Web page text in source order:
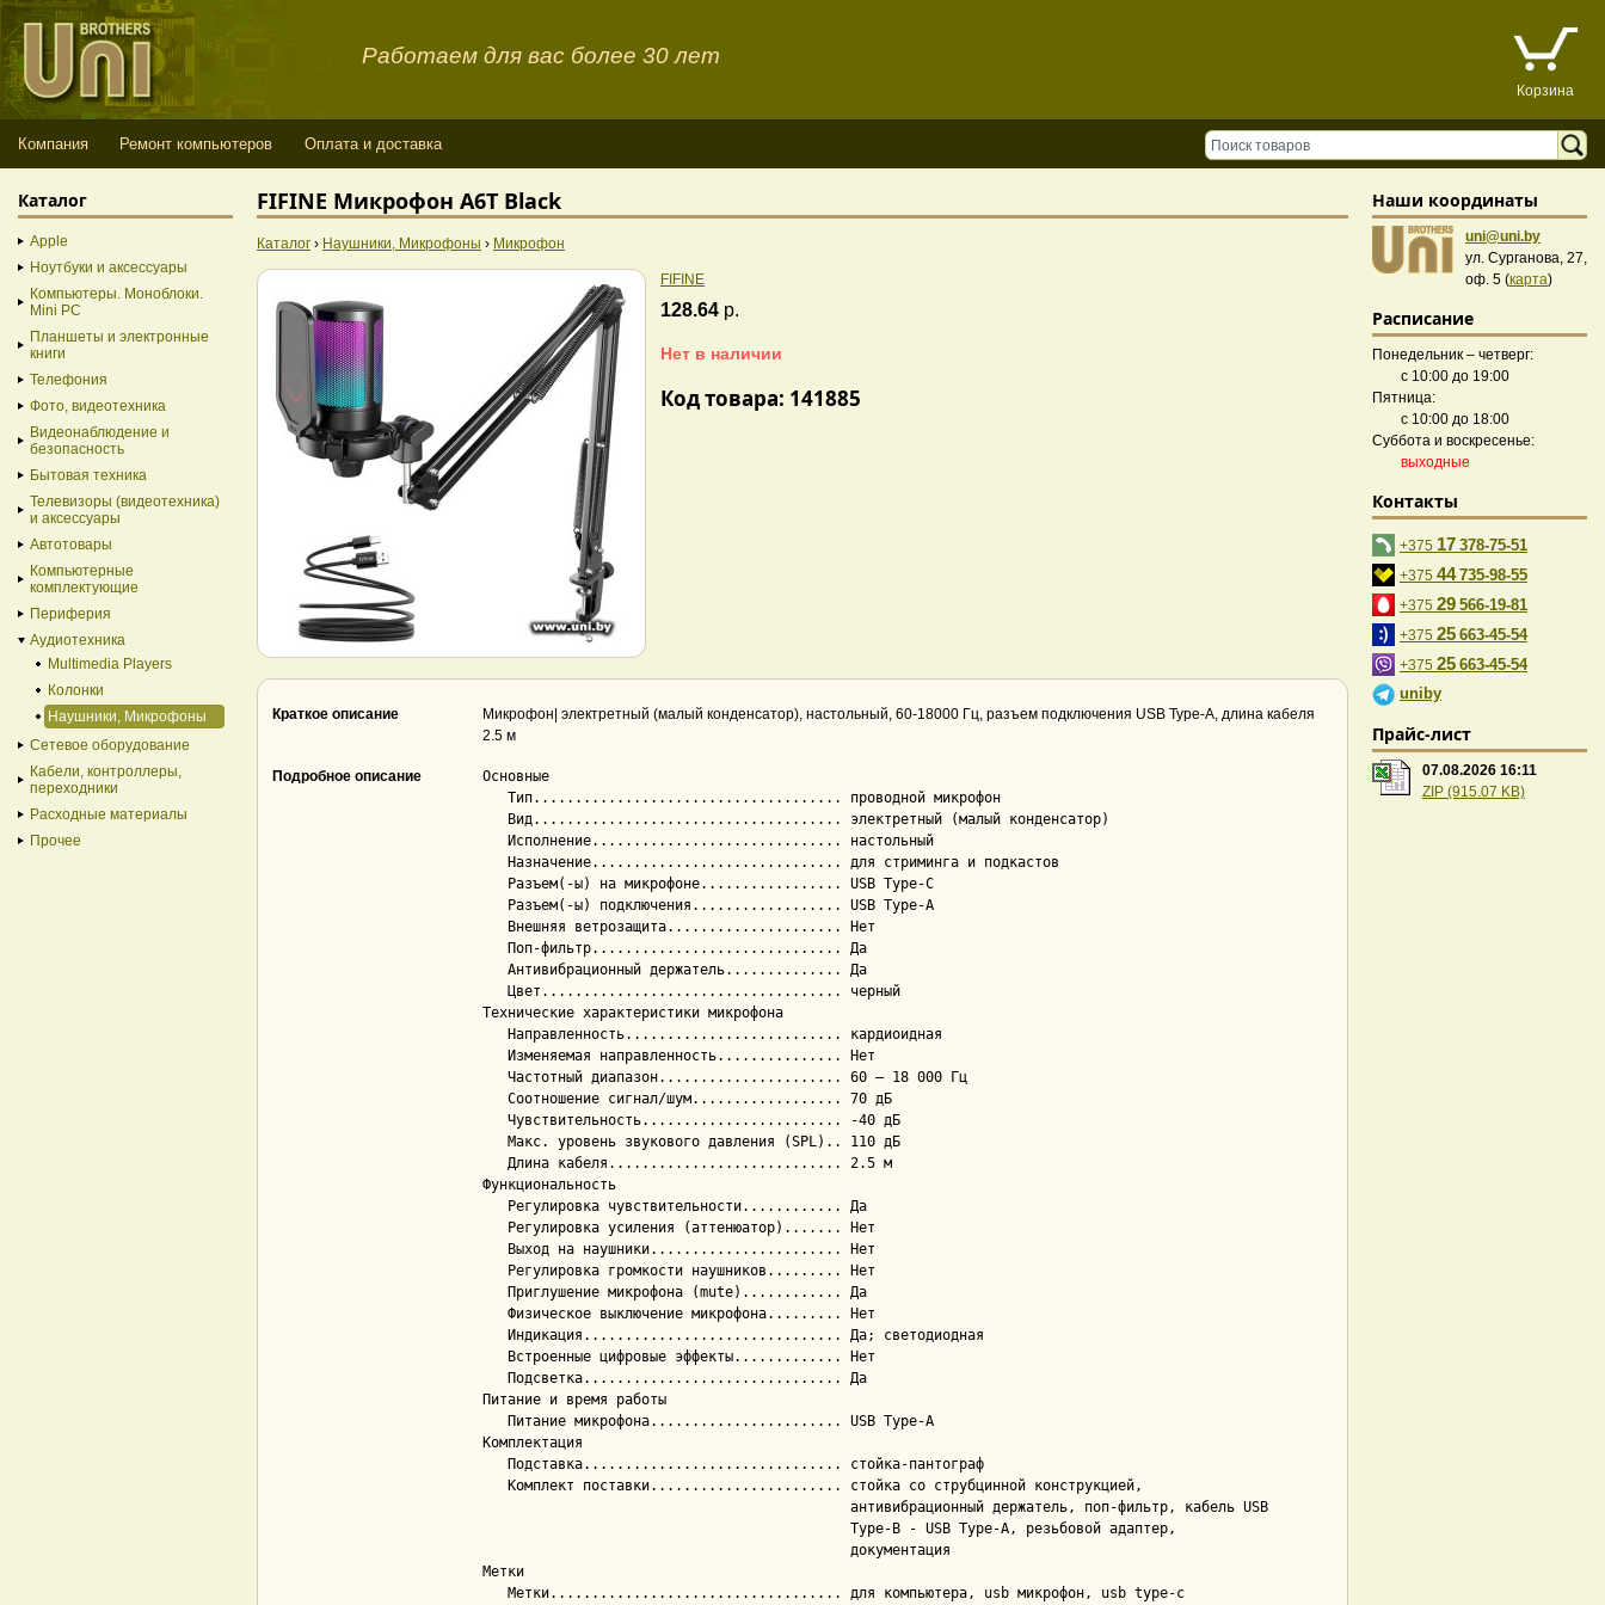
Работаем для вас более 30 лет
Корзина
Компания Ремонт компьютеров Оплата и доставка
FIFINE Микрофон A6T Black
Каталог › Наушники, Микрофоны › Микрофон
FIFINE
128.64 р.
Нет в наличии
Код товара: 141885
Краткое описание
Микрофон| электретный (малый конденсатор), настольный, 60-18000 Гц, разъем подключения USB Type-A, длина кабеля
2.5 м
Подробное описание
Основные
Технические характеристики микрофона
Функциональность
Питание и время работы
Комплектация
Метки
Каталог
Apple
Ноутбуки и аксессуары
Компьютеры. Моноблоки.
Mini PC
Планшеты и электронные
книги
Телефония
Фото, видеотехника
Видеонаблюдение и
безопасность
Бытовая техника
Телевизоры (видеотехника)
и аксессуары
Автотовары
Компьютерные
комплектующие
Периферия
Аудиотехника
Multimedia Players
Колонки
Наушники, Микрофоны
Сетевое оборудование
Кабели, контроллеры,
переходники
Расходные материалы
Прочее
Наши координаты
uni@uni.by
ул. Сурганова, 27,
оф. 5 (карта)
Расписание
Понедельник – четверг:
с 10:00 до 19:00
Пятница:
с 10:00 до 18:00
Суббота и воскресенье:
выходные
Контакты
+375 17 378-75-51
+375 44 735-98-55
+375 29 566-19-81
+375 25 663-45-54
+375 25 663-45-54
uniby
Прайс-лист
07.08.2026 16:11
ZIP (915.07 KB)